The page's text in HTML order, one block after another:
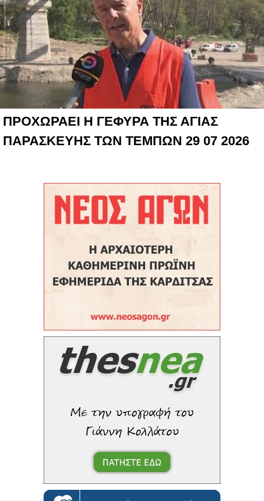
ΠΡΟΧΩΡΑΕΙ Η ΓΕΦΥΡΑ ΤΗΣ ΑΓΙΑΣ
ΠΑΡΑΣΚΕΥΗΣ ΤΩΝ ΤΕΜΠΩΝ 29 07 2026